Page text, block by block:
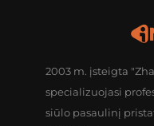
2003 m. įsteigta
specializuojasi
siūlo pasaulinį